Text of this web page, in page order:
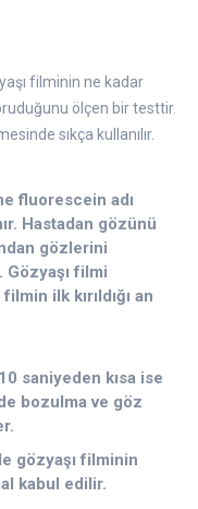
filminin ne kadar
ölçen bir testtir.
sıkça kullanılır.
fluorescein adı
Hastadan gözünü
gözlerini
Gözyaşı filmi
ilk kırıldığı an
saniyeden kısa ise
bozulma ve göz
gözyaşı filminin
kabul edilir.